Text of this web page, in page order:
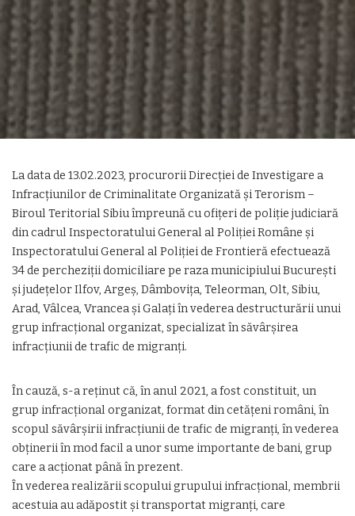
La data de 13.02.2023, procurorii Direcţiei de Investigare a
Infracţiunilor de Criminalitate Organizată şi Terorism –
Biroul Teritorial Sibiu împreună cu ofițeri de poliție judiciară
din cadrul Inspectoratului General al Poliției Române și
Inspectoratului General al Poliției de Frontieră efectuează
34 de percheziții domiciliare pe raza municipiului București
și județelor Ilfov, Argeș, Dâmbovița, Teleorman, Olt, Sibiu,
Arad, Vâlcea, Vrancea și Galați în vederea destructurării unui
grup infracțional organizat, specializat în săvârșirea
infracțiunii de trafic de migranți.
În cauză, s-a reținut că, în anul 2021, a fost constituit, un
grup infracțional organizat, format din cetățeni români, în
scopul săvârșirii infracțiunii de trafic de migranți, în vederea
obținerii în mod facil a unor sume importante de bani, grup
care a acționat până în prezent.
În vederea realizării scopului grupului infracțional, membrii
acestuia au adăpostit și transportat migranți, care